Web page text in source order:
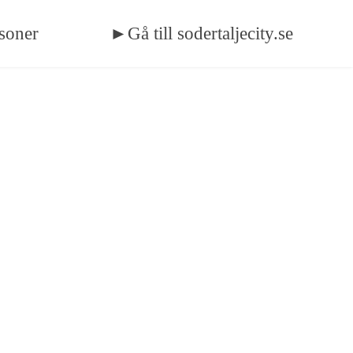
►Gå till sodertaljecity.se